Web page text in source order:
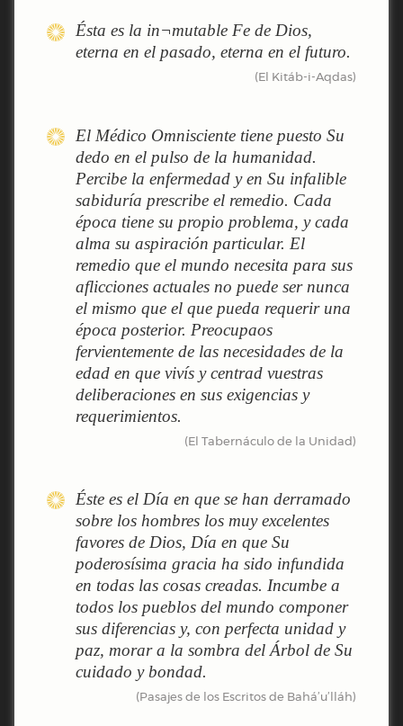
Ésta es la in¬mutable Fe de Dios,
eterna en el pasado, eterna en el futuro.
(El Kitáb-i-Aqdas)
El Médico Omnisciente tiene puesto Su
dedo en el pulso de la humanidad.
Percibe la enfermedad y en Su infalible
sabiduría prescribe el remedio. Cada
época tiene su propio problema, y cada
alma su aspiración particular. El
remedio que el mundo necesita para sus
aflicciones actuales no puede ser nunca
el mismo que el que pueda requerir una
época posterior. Preocupaos
fervientemente de las necesidades de la
edad en que vivís y centrad vuestras
deliberaciones en sus exigencias y
requerimientos.
(El Tabernáculo de la Unidad)
Éste es el Día en que se han derramado
sobre los hombres los muy excelentes
favores de Dios, Día en que Su
poderosísima gracia ha sido infundida
en todas las cosas creadas. Incumbe a
todos los pueblos del mundo componer
sus diferencias y, con perfecta unidad y
paz, morar a la sombra del Árbol de Su
cuidado y bondad.
(Pasajes de los Escritos de Bahá’u’lláh)